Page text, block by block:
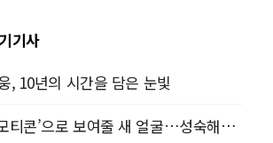
기사
, 10년의 시간을 담은 눈빛
김다현, ‘이모티콘’으로 보여줄 새 얼굴…성숙해진 비주얼